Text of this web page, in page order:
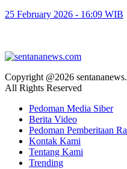
25 February 2026 - 16:09 WIB
Copyright @2026
All Rights Reserved
Pedoman Media Siber
Berita Video
Pedoman Pemberitaan
Kontak Kami
Tentang Kami
Trending